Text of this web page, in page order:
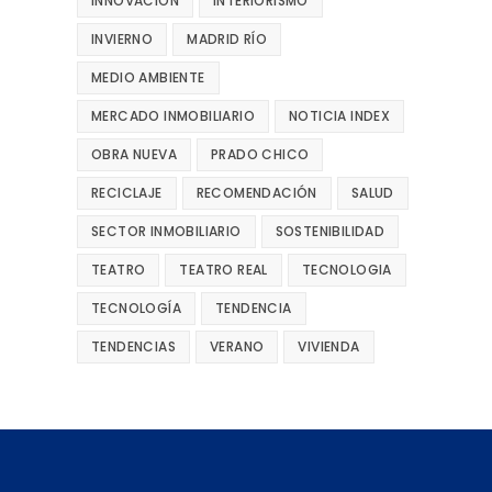
INVIERNO MADRID RÍO
MEDIO AMBIENTE
MERCADO INMOBILIARIO NOTICIA INDEX
OBRA NUEVA PRADO CHICO
RECICLAJE RECOMENDACIÓN SALUD
SECTOR INMOBILIARIO SOSTENIBILIDAD
TEATRO TEATRO REAL TECNOLOGIA
TECNOLOGÍA TENDENCIA
TENDENCIAS VERANO VIVIENDA